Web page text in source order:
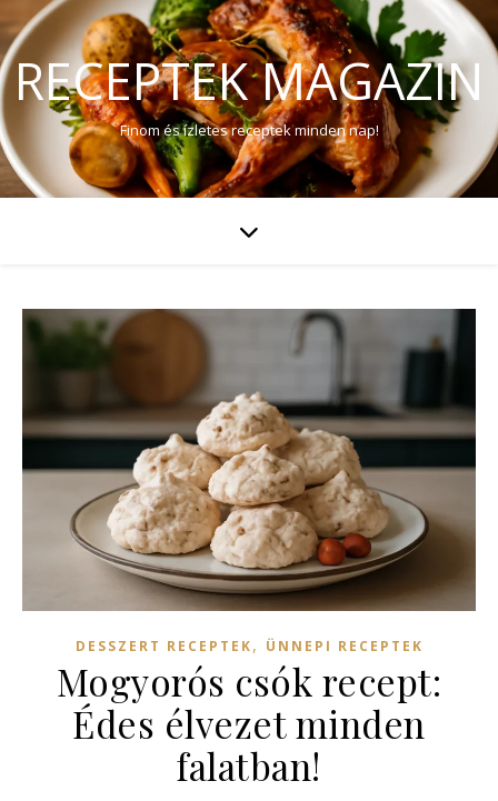
RECEPTEK MAGAZIN
Finom és ízletes receptek minden nap!
DESSZERT RECEPTEK, ÜNNEPI RECEPTEK
Mogyorós csók recept:
Édes élvezet minden
falatban!